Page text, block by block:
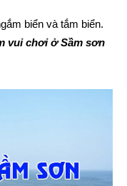
biển và tắm biển.
vui chơi ở Sầm sơn